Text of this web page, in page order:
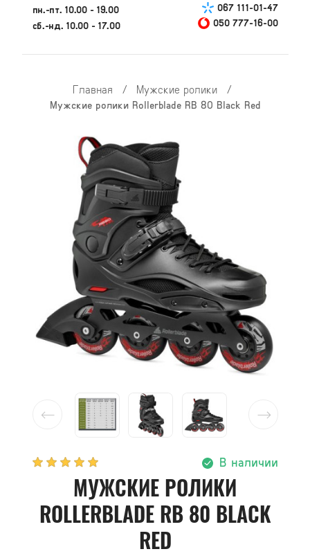
пн.-пт. 10.00 - 19.00
сб.-нд. 10.00 - 17.00
067 111-01-47
050 777-16-00
Главная / Мужские ролики /
Мужские ролики Rollerblade RB 80 Black Red
В наличии
МУЖСКИЕ РОЛИКИ
ROLLERBLADE RB 80 BLACK
RED